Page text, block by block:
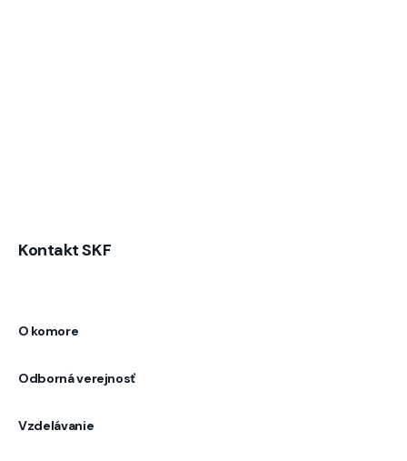
Kontakt SKF
O komore
Odborná verejnosť
Vzdelávanie